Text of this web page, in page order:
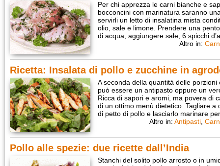
Per chi apprezza le carni bianche e
bocconcini con marinatura saranno
servirli un letto di insalatina mista
olio, sale e limone. Prendere una
di acqua, aggiungere sale, 6 spicchi
Altro in:
Ricetta: Insalata di pollo e zucchine in
A seconda della quantità delle
può essere un antipasto oppure un
Ricca di sapori e aromi, ma povera di
di un ottimo menù dietetico. Tagliare a
di petto di pollo e lasciarlo marinare
Altro in: Antipasti
Pollo alle spezie: due ricette dall’India
Stanchi del solito pollo arrosto o in